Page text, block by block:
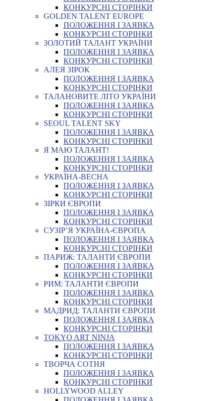
КОНКУРСНІ СТОРІНКИ
GOLDEN TALENT EUROPE
ПОЛОЖЕННЯ І ЗАЯВКА
КОНКУРСНІ СТОРІНКИ
ЗОЛОТИЙ ТАЛАНТ УКРАЇНИ
ПОЛОЖЕННЯ І ЗАЯВКА
КОНКУРСНІ СТОРІНКИ
АЛЕЯ ЗІРОК
ПОЛОЖЕННЯ І ЗАЯВКА
КОНКУРСНІ СТОРІНКИ
ТАЛАНОВИТЕ ЛІТО УКРАЇНИ
ПОЛОЖЕННЯ І ЗАЯВКА
КОНКУРСНІ СТОРІНКИ
SEOUL TALENT SKY
ПОЛОЖЕННЯ І ЗАЯВКА
КОНКУРСНІ СТОРІНКИ
Я МАЮ ТАЛАНТ!
ПОЛОЖЕННЯ І ЗАЯВКА
КОНКУРСНІ СТОРІНКИ
УКРАЇНА-ВЕСНА
ПОЛОЖЕННЯ І ЗАЯВКА
КОНКУРСНІ СТОРІНКИ
ЗІРКИ ЄВРОПИ
ПОЛОЖЕННЯ І ЗАЯВКА
КОНКУРСНІ СТОРІНКИ
СУЗІР’Я УКРАЇНА-ЄВРОПА
ПОЛОЖЕННЯ І ЗАЯВКА
КОНКУРСНІ СТОРІНКИ
ПАРИЖ: ТАЛАНТИ ЄВРОПИ
ПОЛОЖЕННЯ І ЗАЯВКА
КОНКУРСНІ СТОРІНКИ
РИМ: ТАЛАНТИ ЄВРОПИ
ПОЛОЖЕННЯ І ЗАЯВКА
КОНКУРСНІ СТОРІНКИ
МАДРИД: ТАЛАНТИ ЄВРОПИ
ПОЛОЖЕННЯ І ЗАЯВКА
КОНКУРСНІ СТОРІНКИ
TOKYO ART NINJA
ПОЛОЖЕННЯ І ЗАЯВКА
КОНКУРСНІ СТОРІНКИ
ТВОРЧА СОТНЯ
ПОЛОЖЕННЯ І ЗАЯВКА
КОНКУРСНІ СТОРІНКИ
HOLLYWOOD ALLEY